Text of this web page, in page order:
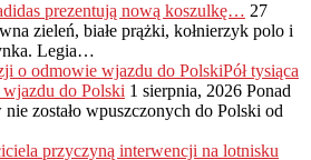
prezentują nową koszulkę… 27
zieleń, białe prążki, kołnierzyk polo i
Legia…
Pół tysiąca
do Polski 1 sierpnia, 2026 Ponad
zostało wpuszczonych do Polski od